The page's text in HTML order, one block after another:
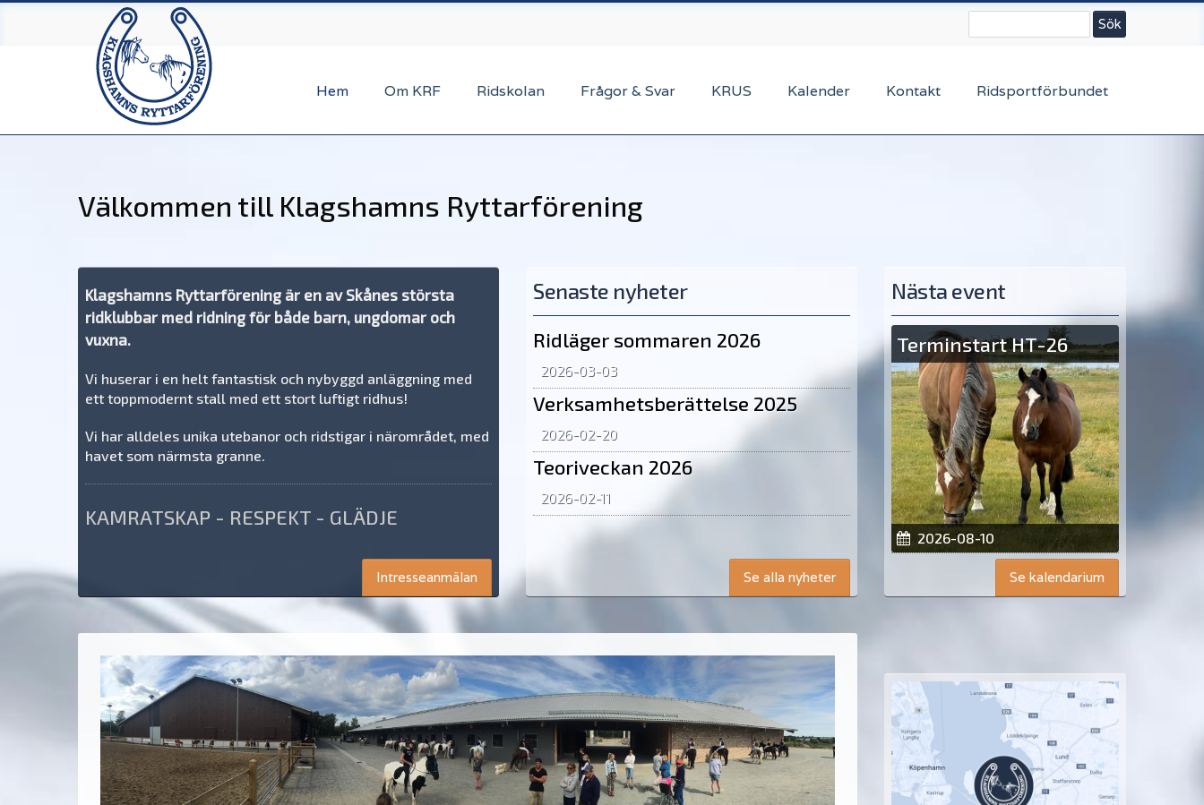
Hem Om KRF Ridskolan Frågor & Svar KRUS Kalender Kontakt Ridsportförbundet
Välkommen till Klagshamns Ryttarförening
Klagshamns Ryttarförening är en av Skånes största
ridklubbar med ridning för både barn, ungdomar och
vuxna.
Vi huserar i en helt fantastisk och nybyggd anläggning med
ett toppmodernt stall med ett stort luftigt ridhus!
Vi har alldeles unika utebanor och ridstigar i närområdet, med
havet som närmsta granne.
KAMRATSKAP - RESPEKT - GLÄDJE
Intresseanmälan
Senaste nyheter
Ridläger sommaren 2026
2026-03-03
Verksamhetsberättelse 2025
2026-02-20
Teoriveckan 2026
2026-02-11
Se alla nyheter
Nästa event
Terminstart HT-26
2026-08-10
Se kalendarium